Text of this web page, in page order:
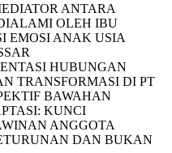
ANTARA
OLEH IBU
EMOSI ANAK USIA
HUBUNGAN
TRANSFORMASI DI PT
BAWAHAN
KUNCI
ANGGOTA
DAN BUKAN